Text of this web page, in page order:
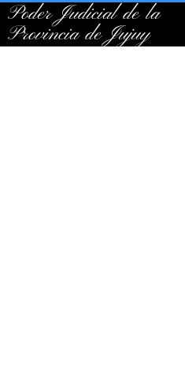
Poder Judicial de la
Provincia de Jujuy